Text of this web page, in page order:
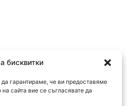
бисквитки
гарантираме, че ви предоставяме
сайта вие се съгласявате да